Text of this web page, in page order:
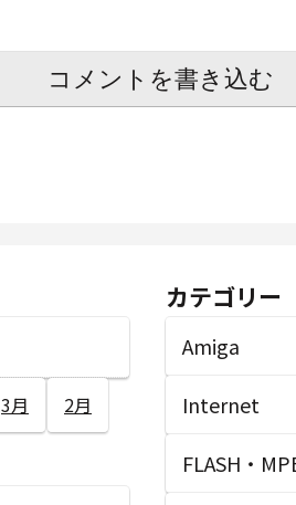
コメントを書き込む
3月 2月
カテゴリー
Amiga
Internet
FLASH・